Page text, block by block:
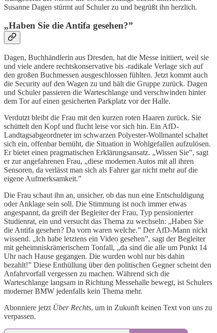
Susanne Dagen stürmt auf Schuler zu und begrüßt ihn herzlich.
„Haben Sie die Antifa gesehen?”
Dagen, Buchhändlerin aus Dresden, hat die Messe initiiert, weil sie
und viele andere rechtskonservative bis -radikale Verlage sich auf
den großen Buchmessen ausgeschlossen fühlten. Jetzt kommt auch
die Security auf den Wagen zu und hält die Gruppe zurück. Dagen
und Schuler passieren die Warteschlange und verschwinden hinter
dem Tor auf einen gesicherten Parkplatz vor der Halle.
Verdutzt bleibt die Frau mit den kurzen roten Haaren zurück. Sie
schüttelt den Kopf und flucht leise vor sich hin. Ein AfD-
Landtagsabgeordneter im schwarzen Polyester-Wollmantel schaltet
sich ein, offenbar bemüht, die Situation in Wohlgefallen aufzulösen.
Er bietet einen pragmatischen Erklärungsansatz. „Wissen Sie”, sagt
er zur angefahrenen Frau, „diese modernen Autos mit all ihren
Sensoren, da verlässt man sich als Fahrer gar nicht mehr auf die
eigene Aufmerksamkeit.”
Die Frau schaut ihn an, unsicher, ob das nun eine Entschuldigung
oder Anklage sein soll. Die Stimmung ist noch immer etwas
angespannt, da greift der Begleiter der Frau, Typ pensionierter
Studienrat, ein und versucht das Thema zu wechseln: „Haben Sie
die Antifa gesehen? Da vorn waren welche.” Der AfD-Mann nickt
wissend. „Ich habe letztens ein Video gesehen”, sagt der Begleiter
mit geheimniskrämerischem Tonfall, „da sind die alle um Punkt 14
Uhr nach Hause gegangen. Die wurden wohl nur bis dahin
bezahlt!” Diese Enthüllung über den politischen Gegner scheint den
Anfahrvorfall vergessen zu machen. Während sich die
Warteschlange langsam in Richtung Messehalle bewegt, ist Schulers
moderner BMW jedenfalls kein Thema mehr.
Abonniere jetzt Über Rechts, um in Zukunft keinen Text von uns zu
verpassen.